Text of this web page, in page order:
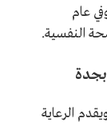
عام
الرعاية